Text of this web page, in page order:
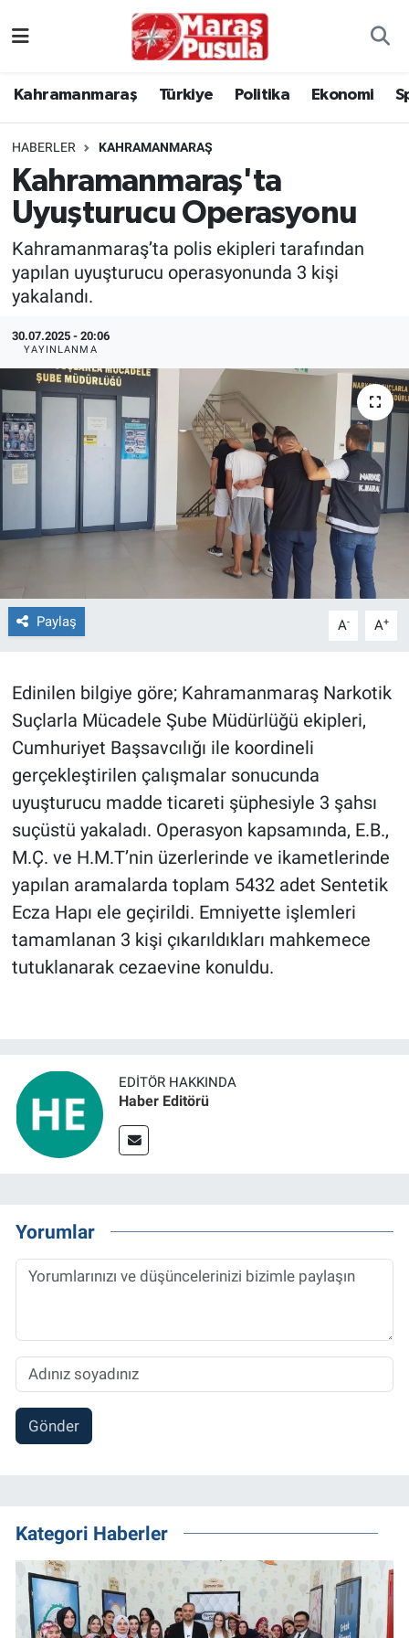
Kahramanmaraş Türkiye Politika Ekonomi
HABERLER KAHRAMANMARAŞ
Kahramanmaraş'ta
Uyuşturucu Operasyonu
Kahramanmaraş’ta polis ekipleri tarafından
yapılan uyuşturucu operasyonunda 3 kişi
yakalandı.
30.07.2025 - 20:06
YAYINLANMA
Paylaş A- A+
Edinilen bilgiye göre; Kahramanmaraş Narkotik
Suçlarla Mücadele Şube Müdürlüğü ekipleri,
Cumhuriyet Başsavcılığı ile koordineli
gerçekleştirilen çalışmalar sonucunda
uyuşturucu madde ticareti şüphesiyle 3 şahsı
suçüstü yakaladı. Operasyon kapsamında, E.B.,
M.Ç. ve H.M.T’nin üzerlerinde ve ikametlerinde
yapılan aramalarda toplam 5432 adet Sentetik
Ecza Hapı ele geçirildi. Emniyette işlemleri
tamamlanan 3 kişi çıkarıldıkları mahkemece
tutuklanarak cezaevine konuldu.
EDITÖR HAKKINDA
Haber Editörü
Yorumlar
Gönder
Kategori Haberler
Politika
Ekonomi
Spor
Kültür Sanat
Sağlık
TEKNOLOJİ
Dünya
İlçeler
Bilim, Teknoloji
ÇEVRE
HABERDE İNSAN
EĞİTİM
BİLİM VE TEKNOLOJİ
Güvenlik
Bölge
İstanbul Trafik Yoğunluk Haritası
Süper Lig Puan Durumu ve Fikstür
Tüm Manşetler
Son Dakika Haberleri
Haber Arşivi